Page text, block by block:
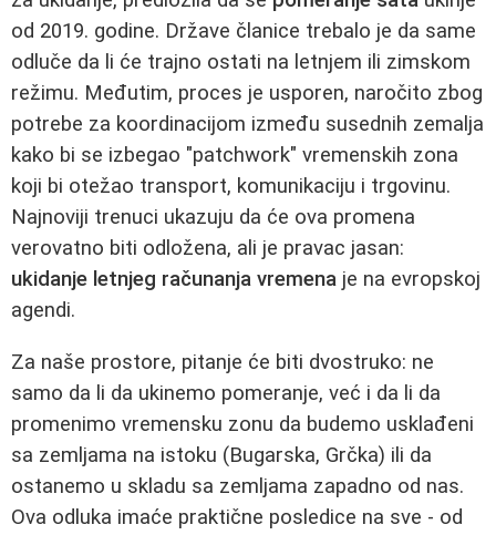
od 2019. godine. Države članice trebalo je da same
odluče da li će trajno ostati na letnjem ili zimskom
režimu. Međutim, proces je usporen, naročito zbog
potrebe za koordinacijom između susednih zemalja
kako bi se izbegao "patchwork" vremenskih zona
koji bi otežao transport, komunikaciju i trgovinu.
Najnoviji trenuci ukazuju da će ova promena
verovatno biti odložena, ali je pravac jasan:
ukidanje letnjeg računanja vremena je na evropskoj
agendi.
Za naše prostore, pitanje će biti dvostruko: ne
samo da li da ukinemo pomeranje, već i da li da
promenimo vremensku zonu da budemo usklađeni
sa zemljama na istoku (Bugarska, Grčka) ili da
ostanemo u skladu sa zemljama zapadno od nas.
Ova odluka imaće praktične posledice na sve - od